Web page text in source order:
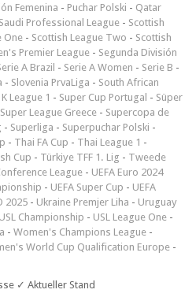
Femenina - Puchar Polski - Qatar
Saudi Professional League - Scottish
One - Scottish League Two - Scottish
Premier League - Segunda División
A Brazil - Serie A Women - Serie B -
- Slovenia PrvaLiga - South African
League 1 - Super Cup Portugal - Süper
Super League Greece - Supercopa de
- Superliga - Superpuchar Polski -
- Thai FA Cup - Thai League 1 -
Cup - Türkiye TFF 1. Lig - Tweede
League - UEFA Euro 2024
- UEFA Super Cup - UEFA
2025 - Ukraine Premjer Liha - Uruguay
USL Championship - USL League One -
- Women's Champions League -
World Cup Qualification Europe -
✓ Aktueller Stand